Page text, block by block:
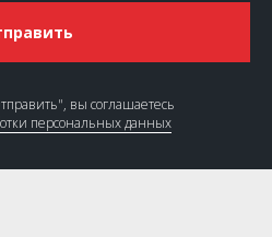
вы соглашаетесь
персональных данных